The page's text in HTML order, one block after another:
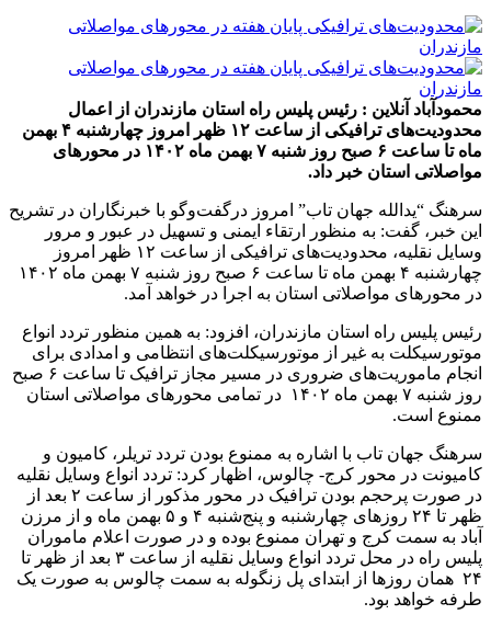
محمودآباد آنلاین : رئیس پلیس راه استان مازندران از اعمال
محدودیت‌های ترافیکی از ساعت ۱۲ ظهر امروز چهارشنبه ۴ بهمن
ماه تا ساعت ۶ صبح روز شنبه ۷ بهمن ماه ۱۴۰۲ در محورهای
مواصلاتی استان خبر داد.
سرهنگ “یدالله جهان تاب” امروز درگفت‌وگو با خبرنگاران در تشریح
این خبر، گفت: به منظور ارتقاء ایمنی و تسهیل در عبور و مرور
وسایل نقلیه، محدودیت‌های ترافیکی از ساعت ۱۲ ظهر امروز
چهارشنبه ۴ بهمن ماه تا ساعت ۶ صبح روز شنبه ۷ بهمن ماه ۱۴۰۲
در محورهای مواصلاتی استان به اجرا در خواهد آمد.
رئیس پلیس راه استان مازندران، افزود: به همین منظور تردد انواع
موتورسیکلت به غیر از موتورسیکلت‌های انتظامی و امدادی برای
انجام ماموریت‌های ضروری در مسیر مجاز ترافیک تا ساعت ۶ صبح
روز شنبه ۷ بهمن ماه ۱۴۰۲ در تمامی محورهای مواصلاتی استان
ممنوع است.
سرهنگ جهان تاب با اشاره به ممنوع بودن تردد تریلر، کامیون و
کامیونت در محور کرج- چالوس، اظهار کرد: تردد انواع وسایل نقلیه
در صورت پرحجم بودن ترافیک در محور مذکور از ساعت ۲ بعد از
ظهر تا ۲۴ روزهای چهارشنبه و پنج‌شنبه ۴ و ۵ بهمن ماه و از مرزن
آباد به سمت کرج و تهران ممنوع بوده و در صورت اعلام ماموران
پلیس راه در محل تردد انواع وسایل نقلیه از ساعت ۳ بعد از ظهر تا
۲۴ همان روزها از ابتدای پل زنگوله به سمت چالوس به صورت یک
طرفه خواهد بود.